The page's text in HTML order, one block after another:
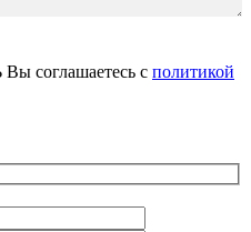
соглашаетесь с политикой